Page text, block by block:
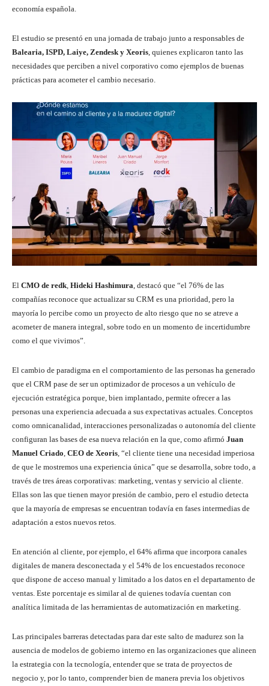
economía española.
El estudio se presentó en una jornada de trabajo junto a responsables de
Balearia, ISPD, Laiye, Zendesk y Xeoris , quienes explicaron tanto las
necesidades que perciben a nivel corporativo como ejemplos de buenas
prácticas para acometer el cambio necesario.
El CMO de redk Hideki Hashimura , destacó que “el 76% de las
compañías reconoce que actualizar su CRM es una prioridad, pero la
mayoría lo percibe como un proyecto de alto riesgo que no se atreve a
acometer de manera integral, sobre todo en un momento de incertidumbre
como el que vivimos”.
El cambio de paradigma en el comportamiento de las personas ha generado
que el CRM pase de ser un optimizador de procesos a un vehículo de
ejecución estratégica porque, bien implantado, permite ofrecer a las
personas una experiencia adecuada a sus expectativas actuales. Conceptos
como omnicanalidad, interacciones personalizadas o autonomía del cliente
configuran las bases de esa nueva relación en la que, como afirmó Juan
Manuel Criado CEO de Xeoris , “el cliente tiene una necesidad imperiosa
de que le mostremos una experiencia única” que se desarrolla, sobre todo, a
través de tres áreas corporativas: marketing, ventas y servicio al cliente.
Ellas son las que tienen mayor presión de cambio, pero el estudio detecta
que la mayoría de empresas se encuentran todavía en fases intermedias de
adaptación a estos nuevos retos.
En atención al cliente, por ejemplo, el 64% afirma que incorpora canales
digitales de manera desconectada y el 54% de los encuestados reconoce
que dispone de acceso manual y limitado a los datos en el departamento de
ventas. Este porcentaje es similar al de quienes todavía cuentan con
analítica limitada de las herramientas de automatización en marketing.
Las principales barreras detectadas para dar este salto de madurez son la
ausencia de modelos de gobierno interno en las organizaciones que alineen
la estrategia con la tecnología, entender que se trata de proyectos de
negocio y, por lo tanto, comprender bien de manera previa los objetivos